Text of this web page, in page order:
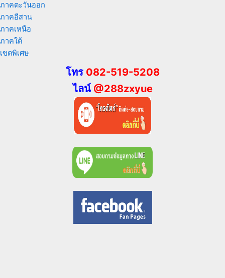
ภาคตะวันออก
ภาคอีสาน
ภาคเหนือ
ภาคใต้
เขตพิเศษ
โทร 082-519-5208
ไลน์ @288zxyue